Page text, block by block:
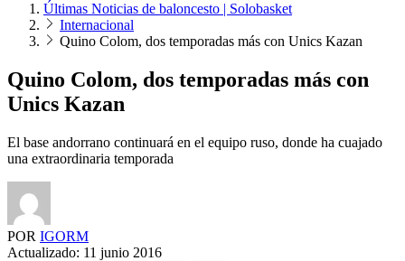
Últimas Noticias de baloncesto | Solobasket
Internacional
Quino Colom, dos temporadas más con Unics Kazan
Quino Colom, dos temporadas más con
Unics Kazan
El base andorrano continuará en el equipo ruso, donde ha cuajado
una extraordinaria temporada
POR IGORM
Actualizado: 11 junio 2016